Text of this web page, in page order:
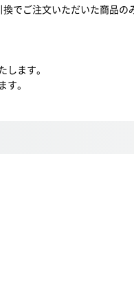
ご注文いただいた商品の
ます。
。